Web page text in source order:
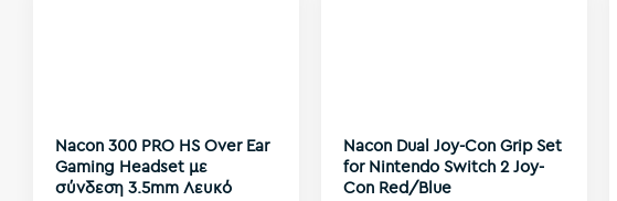
Nacon 300 PRO HS Over Ear
Gaming Headset με
σύνδεση 3.5mm Λευκό
Nacon Dual Joy-Con Grip Set
for Nintendo Switch 2 Joy-
Con Red/Blue